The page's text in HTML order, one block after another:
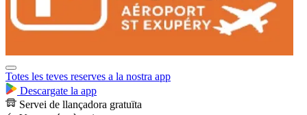
Totes les teves reserves a la nostra app
Descargate la app
Servei de llançadora gratuïta